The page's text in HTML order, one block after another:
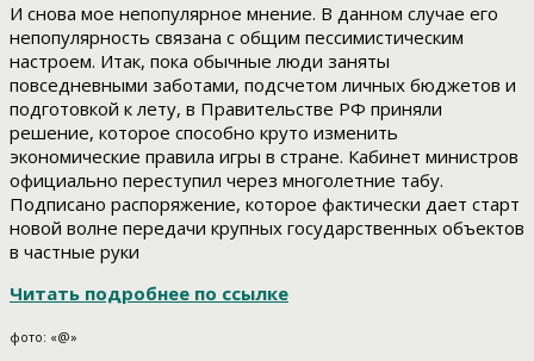
И снова мое непопулярное мнение. В данном случае его
непопулярность связана с общим пессимистическим
настроем. Итак, пока обычные люди заняты
повседневными заботами, подсчетом личных бюджетов и
подготовкой к лету, в Правительстве РФ приняли
решение, которое способно круто изменить
экономические правила игры в стране. Кабинет министров
официально переступил через многолетние табу.
Подписано распоряжение, которое фактически дает старт
новой волне передачи крупных государственных объектов
в частные руки
Читать подробнее по ссылке
фото: «@»